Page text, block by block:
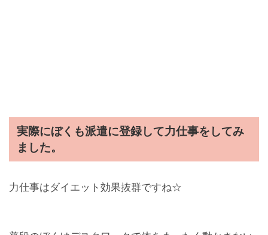
実際にぼくも派遣に登録して力仕事をしてみ
ました。
力仕事はダイエット効果抜群ですね☆